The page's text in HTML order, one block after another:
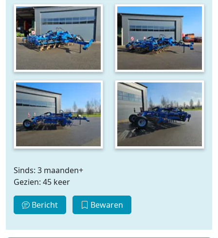
Sinds: 3 maanden+
Gezien: 45 keer
Bericht Bewaren